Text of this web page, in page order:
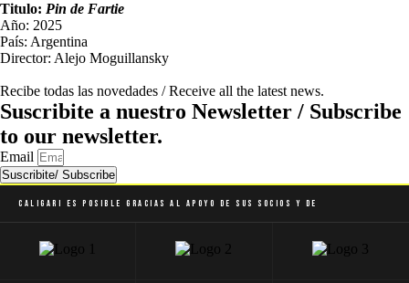
Titulo: Pin de Fartie
Año: 2025
País: Argentina
Director: Alejo Moguillansky
Recibe todas las novedades / Receive all the latest news.
Suscribite a nuestro Newsletter / Subscribe
to our newsletter.
Email
Suscribite/ Subscribe
Caligari es posible gracias al apoyo de sus socios y de